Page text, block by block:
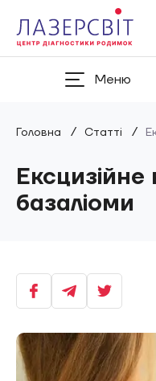
Меню
Головна / Статті /
базаліоми